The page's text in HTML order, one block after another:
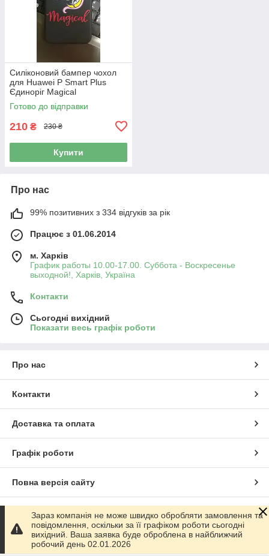
Силіконовий бампер чохол
для Huawei P Smart Plus
Єдиноріг Magical
Готово до відправки
210 ₴ 230 ₴
Купити
Про нас
99% позитивних з 334 відгуків за рік
Працює з 01.06.2014
м. Харків
График работы 10.00-17.00. Суббота - Воскресенье
выходной!, Харків, Україна
Контакти
Сьогодні вихідний
Показати весь графік роботи
Про нас
Контакти
Доставка та оплата
Графік роботи
Повна версія сайту
Сайт створено на маркетплейсі Prom.ua
Політика конфіденційності
Зараз компанія не може швидко обробляти замовлення та
повідомлення, оскільки за її графіком роботи сьогодні
вихідний. Ваша заявка буде оброблена в найближчий
робочий день 02.01.2026